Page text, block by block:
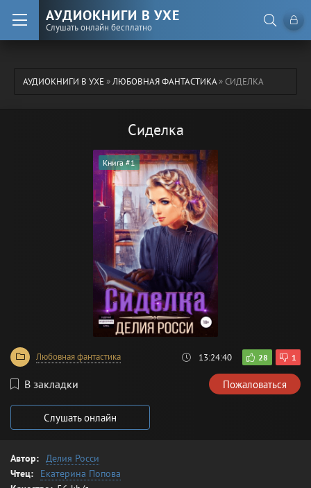
АУДИОКНИГИ В УХЕ
Слушать онлайн бесплатно
АУДИОКНИГИ В УХЕ»ЛЮБОВНАЯ ФАНТАСТИКА» СИДЕЛКА
Сиделка
Книга #1
Любовная фантастика 13:24:40 28 1
В закладки Пожаловаться
Слушать онлайн
Автор: Делия Росси
Чтец:
Екатерина Попова